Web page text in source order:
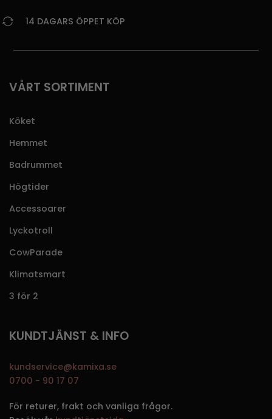
14 DAGARS ÖPPET KÖP
VÅRT SORTIMENT
Köket
Hemmet
Badrummet
Högtider
Accessoarer
Lyckotroll
CowParade
Klimatsmart
3 för 2
KUNDTJÄNST & INFO
kundservice@kamixa.se
0700 - 90 17 07
För returer, frakt och vanliga frågor.